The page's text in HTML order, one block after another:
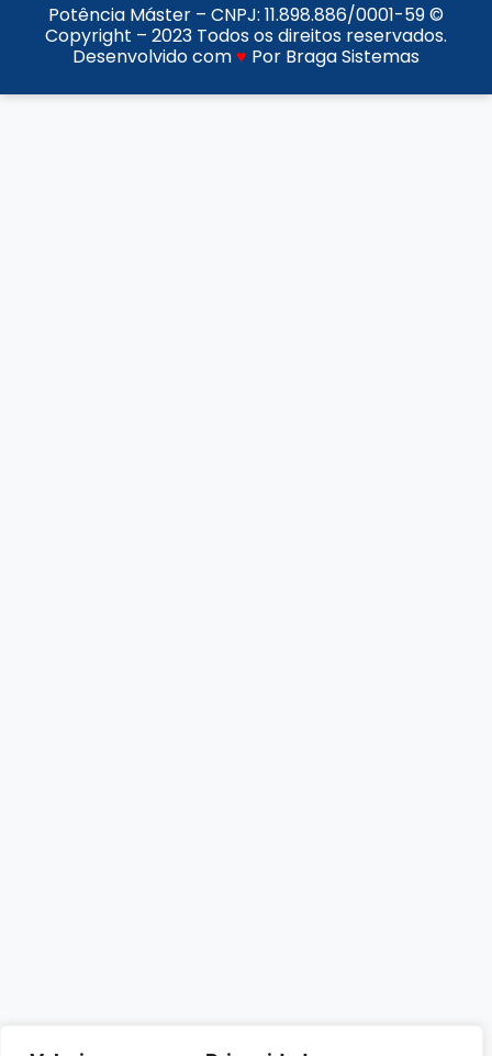
Potência Máster – CNPJ: 11.898.886/0001-59©
Copyright – 2023 Todos os direitos reservados.
Desenvolvido com♥ Por Braga Sistemas